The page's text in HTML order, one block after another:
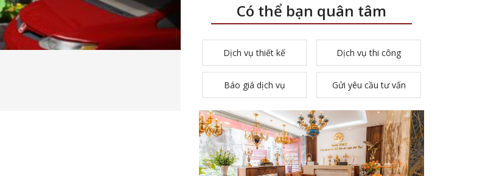
Có thể bạn quân tâm
Dịch vụ thiết kế Dịch vụ thi công
Báo giá dịch vụ Gửi yêu cầu tư vấn